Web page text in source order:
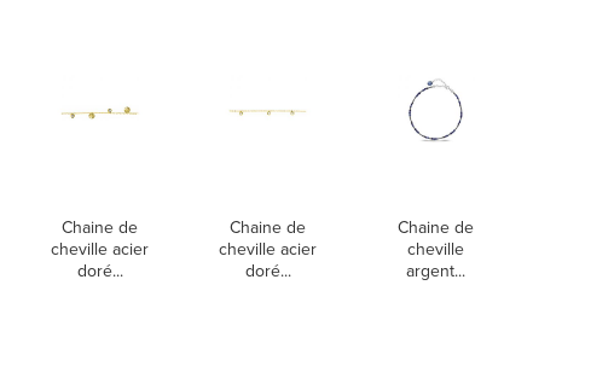
Chaine de
cheville acier
doré...
Chaine de
cheville acier
doré...
Chaine de
cheville
argent...